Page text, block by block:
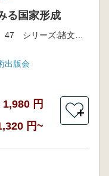
る国家形成
出版会
1,980 円
円~
＋